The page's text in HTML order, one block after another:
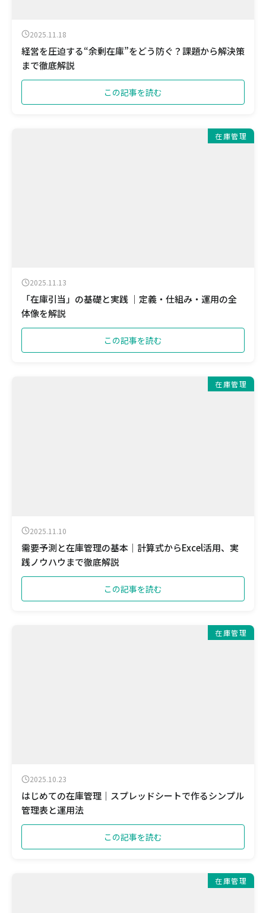
2025.11.18
経営を圧迫する“余剰在庫”をどう防ぐ？課題から解決策
まで徹底解説
この記事を読む
在庫管理
2025.11.13
「在庫引当」の基礎と実践 ｜定義・仕組み・運用の全
体像を解説
この記事を読む
在庫管理
2025.11.10
需要予測と在庫管理の基本｜計算式からExcel活用、実
践ノウハウまで徹底解説
この記事を読む
在庫管理
2025.10.23
はじめての在庫管理｜スプレッドシートで作るシンプル
管理表と運用法
この記事を読む
在庫管理